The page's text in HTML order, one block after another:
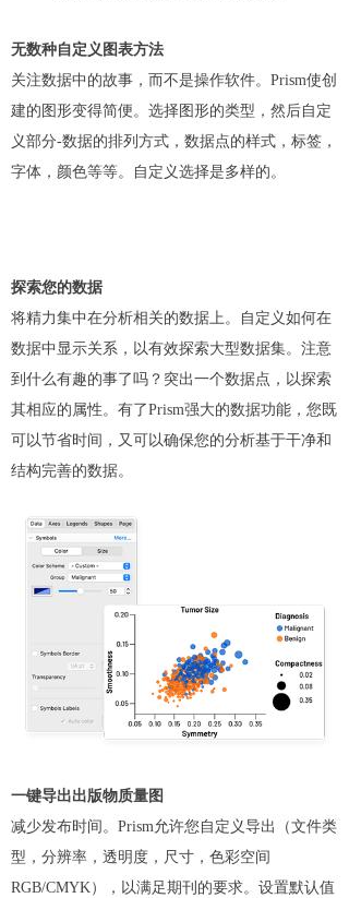
无数种自定义图表方法
关注数据中的故事，而不是操作软件。Prism使创
建的图形变得简便。选择图形的类型，然后自定
义部分-数据的排列方式，数据点的样式，标签，
字体，颜色等等。自定义选择是多样的。
探索您的数据
将精力集中在分析相关的数据上。自定义如何在
数据中显示关系，以有效探索大型数据集。注意
到什么有趣的事了吗？突出一个数据点，以探索
其相应的属性。有了Prism强大的数据功能，您既
可以节省时间，又可以确保您的分析基于干净和
结构完善的数据。
一键导出出版物质量图
减少发布时间。Prism允许您自定义导出（文件类
型，分辨率，透明度，尺寸，色彩空间
RGB/CMYK），以满足期刊的要求。设置默认值